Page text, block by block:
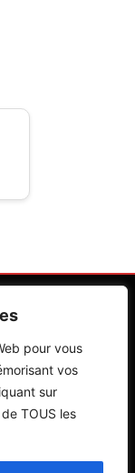
pour vous
vos
sur
TOUS les
Légales